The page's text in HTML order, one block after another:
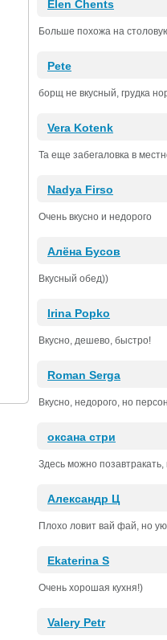
Elen Chents
Больше похожа на
Pete
борщ не вкусный, грудка
Vera Kotenk
Та еще забегаловка в
Nadya Firso
Очень вкусно и недорого
Алёна Бусов
Вкусный обед))
Irina Popko
Вкусно, дешево, быстро!
Roman Serga
Вкусно, недорого, но
оксана стри
Здесь можно
Александр Ц
Плохо ловит вай фай, но
Ekaterina S
Очень хорошая кухня!)
Valery Petr